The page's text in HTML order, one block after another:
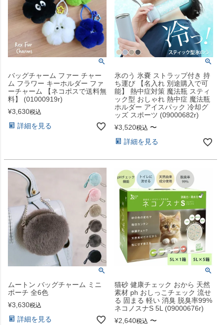
バッグチャーム ファー チャー
ム フラワー キーホルダー ファ
ーチャーム 【ネコポスで送料無
料】 (01000919r)
¥3,630税込
詳細を見る
氷のう 氷嚢 ストラップ付き 持
ち運び 【名入れ 別途購入で可
能】 熱中症対策 魔法瓶 スティ
ック型 おしゃれ 熱中症 魔法瓶
ホルダー アイスパック 冷却グ
ッズ スポーツ (09000682r)
¥3,520税込 〜
詳細を見る
ムートン バッグチャーム ミニ
ポーチ 全6色
¥3,630税込
詳細を見る
猫砂 健康チェック おから 天然
素材 ph おしっこチェック 流せ
る 固まる 軽い 消臭 脱臭率99%
ネコノスナS 5L (09000676r)
¥2,640税込 〜